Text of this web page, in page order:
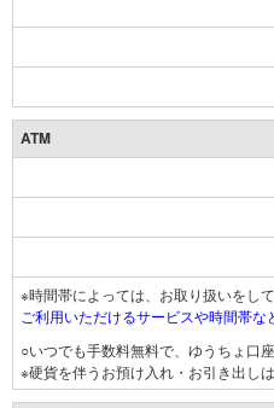
ATM
※時間帯によっては、お取り扱いをし
ご利用いただけるサービスや時間帯な
○いつでも手数料無料で、ゆうちょ口
※硬貨を伴うお預け入れ・お引き出し